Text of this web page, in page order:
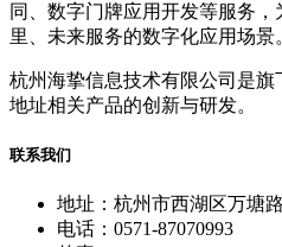
同、数字门牌应用开发等服务
里、未来服务的数字化应用场景
杭州海挚信息技术有限公司是
地址相关产品的创新与研发。
联系我们
地址：杭州市西湖区万塘
电话：0571-87070993